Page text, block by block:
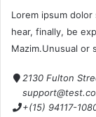
Lorem ipsum
hear, finally, be
Mazim.Unusual or
2130 Fulton
+(15) 94117-